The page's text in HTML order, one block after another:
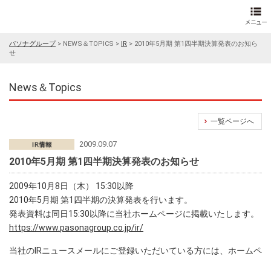
パソナグループ> NEWS＆TOPICS > IR > 2010年5月期 第1四半期決算発表のお知ら
せ
News＆Topics
一覧ページへ
2009.09.07
2010年5月期 第1四半期決算発表のお知らせ
2009年10月8日（木） 15:30以降
2010年5月期 第1四半期の決算発表を行います。
発表資料は同日15:30以降に当社ホームページに掲載いたします。
https://www.pasonagroup.co.jp/ir/
当社のIRニュースメールにご登録いただいている方には、ホームペ